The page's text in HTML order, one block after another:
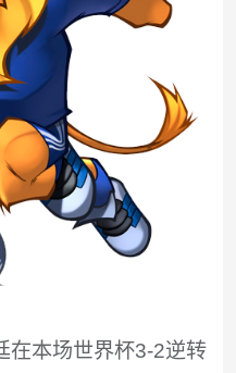
在本场世界杯3-2逆转